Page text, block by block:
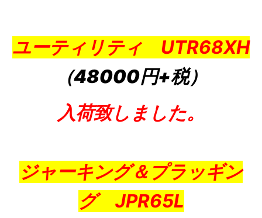
ユーティリティ UTR68XH
（48000円+税）
入荷致しました。
ジャーキング＆プラッギン
グ JPR65L